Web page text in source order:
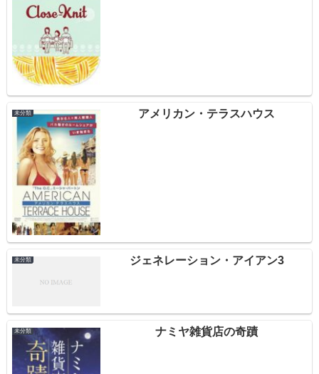
未分類 アメリカン・テラスハウス
未分類 ジェネレーション・アイアン3
未分類 ナミヤ雑貨店の奇蹟